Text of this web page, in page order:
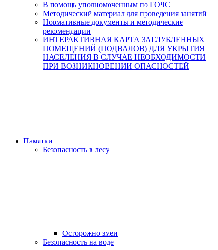
В помощь уполномоченным по ГОЧС
Методический материал для проведения занятий
Нормативные документы и методические
рекомендации
ИНТЕРАКТИВНАЯ КАРТА ЗАГЛУБЛЕННЫХ
ПОМЕЩЕНИЙ (ПОДВАЛОВ) ДЛЯ УКРЫТИЯ
НАСЕЛЕНИЯ В СЛУЧАЕ НЕОБХОДИМОСТИ
ПРИ ВОЗНИКНОВЕНИИ ОПАСНОСТЕЙ
Памятки
Безопасность в лесу
Осторожно змеи
Безопасность на воде